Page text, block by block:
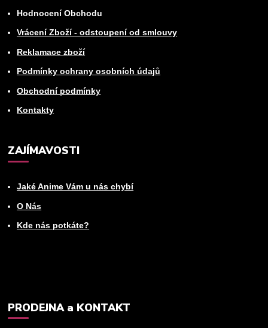
Hodnocení Obchodu
Vrácení Zboží - odstoupení od smlouvy
Reklamace zboží
Podmínky ochrany osobních údajů
Obchodní podmínky
Kontakty
ZAJÍMAVOSTI
Jaké Anime Vám u nás chybí
O Nás
Kde nás potkáte?
PRODEJNA a KONTAKT